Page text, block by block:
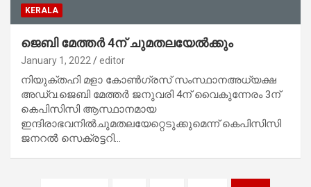
KERALA
ജെബി മേത്തര്‍ 4ന് ചുമതലയേല്‍ക്കും
January 1, 2022 editor
നിയുക്തഹി മളാ കോണ്‍ഗ്രസ് സംസ്ഥാനഅധ്യക്ഷ
അഡ്വ.ജെബി മേത്തര്‍ ജനുവരി 4ന് വൈകുന്നേരം 3ന്
കെപിസിസി ആസ്ഥാനമായ
ഇന്ദിരാഭവനില്‍ചുമതലയേറ്റെടുക്കുമെന്ന് കെപിസിസി
ജനറല്‍ സെക്രട്ടറി…